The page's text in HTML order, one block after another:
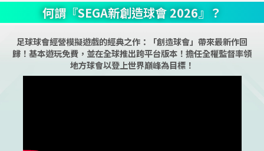
何謂『SEGA新創造球會 2026』？
足球球會經營模擬遊戲的經典之作：「創造球會」帶來最新作回
歸！基本遊玩免費，並在全球推出跨平台版本！擔任全權監督率領
地方球會以登上世界巔峰為目標！